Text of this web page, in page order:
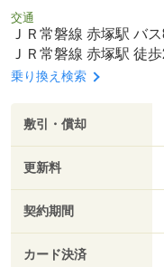
交通
ＪＲ常磐線 赤塚駅 バ
ＪＲ常磐線 赤塚駅 徒
乗り換え検索
敷引・償却
更新料
契約期間
カード決済